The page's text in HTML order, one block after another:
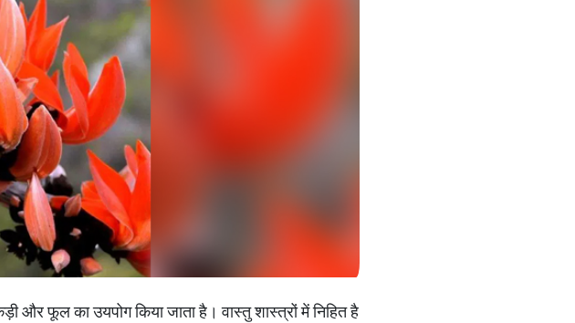
और फूल का उयपोग किया जाता है। वास्तु शास्त्रों में निहित है